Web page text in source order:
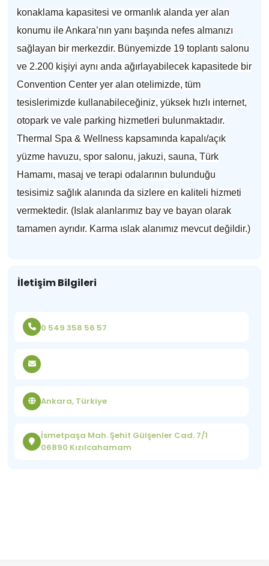
konaklama kapasitesi ve ormanlık alanda yer alan
konumu ile Ankara’nın yanı başında nefes almanızı
sağlayan bir merkezdir. Bünyemizde 19 toplantı salonu
ve 2.200 kişiyi aynı anda ağırlayabilecek kapasitede bir
Convention Center yer alan otelimizde, tüm
tesislerimizde kullanabileceğiniz, yüksek hızlı internet,
otopark ve vale parking hizmetleri bulunmaktadır.
Thermal Spa & Wellness kapsamında kapalı/açık
yüzme havuzu, spor salonu, jakuzi, sauna, Türk
Hamamı, masaj ve terapi odalarının bulunduğu
tesisimiz sağlık alanında da sizlere en kaliteli hizmeti
vermektedir. (Islak alanlarımız bay ve bayan olarak
tamamen ayrıdır. Karma ıslak alanımız mevcut değildir.)
İletişim Bilgileri
0 549 358 56 57
Ankara, Türkiye
İsmetpaşa Mah. Şehit Gülşenler Cad. 7/1
06890 Kızılcahamam